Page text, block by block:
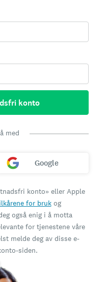
konto
med
Google
konto» eller Apple
for brukog
også enig i å motta
for tjenestene våre
melde deg av disse e-
siden.